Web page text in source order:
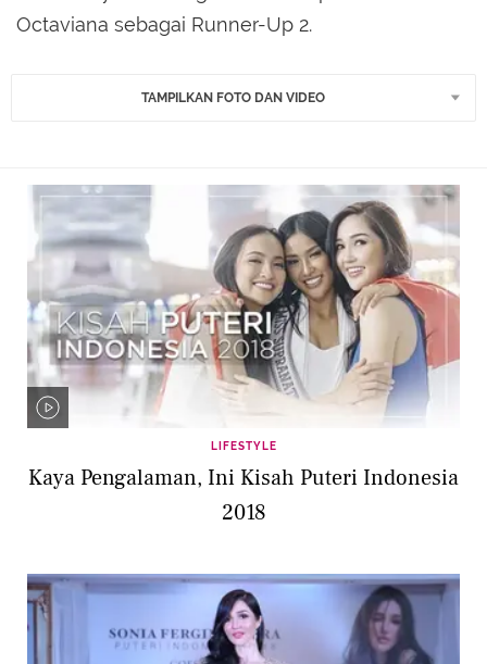
Octaviana sebagai Runner-Up 2.
TAMPILKAN FOTO DAN VIDEO
LIFESTYLE
Kaya Pengalaman, Ini Kisah Puteri Indonesia
2018